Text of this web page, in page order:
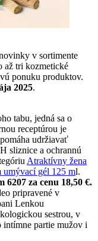
v sortimente
až tri kozmetické
ponuku produktov.
2025.
tabu, jedná sa o
receptúrou je
udržiavať
sliznice a ochrannú
Atraktívny žena
umývací gél 125 ml.
6207 za cenu 18,50 €.
pripravené v
Lenkou
sestrou, v
partie mužov i